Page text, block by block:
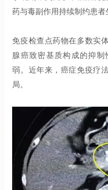
药与毒副作用持续制约患者
免疫检查点药物在多数实
腺癌致密基质构成的抑
弱。近年来，癌症免疫疗
局。